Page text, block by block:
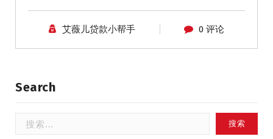
艾薇儿贷款小帮手 0 评论
Search
索：